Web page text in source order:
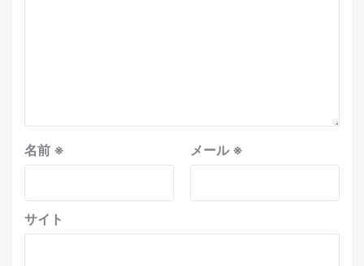
名前 ※ メール※
サイト